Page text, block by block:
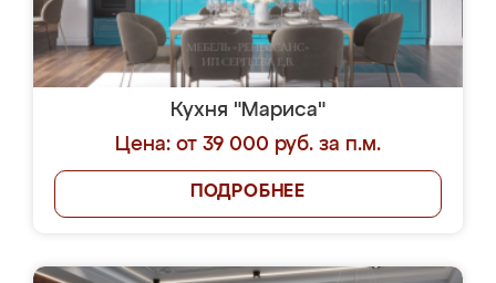
Кухня "Мариса"
Цена: от 39 000 руб. за п.м.
ПОДРОБНЕЕ